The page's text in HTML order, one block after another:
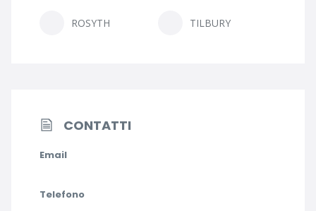
ROSYTH TILBURY
CONTATTI
Email
Telefono